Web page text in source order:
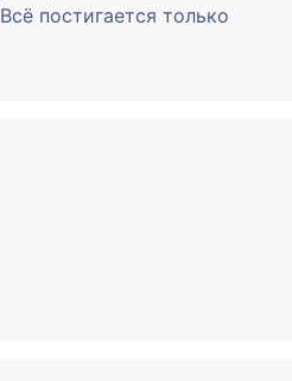
Всё постигается только